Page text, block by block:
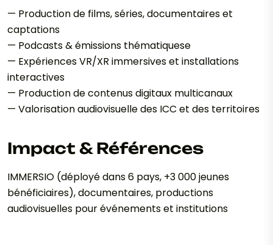
— Production de films, séries, documentaires et
captations
— Podcasts & émissions thématiquese
— Expériences VR/XR immersives et installations
interactives
— Production de contenus digitaux multicanaux
— Valorisation audiovisuelle des ICC et des territoires
Impact & Références
IMMERSIO (déployé dans 6 pays, +3 000 jeunes
bénéficiaires), documentaires, productions
audiovisuelles pour événements et institutions